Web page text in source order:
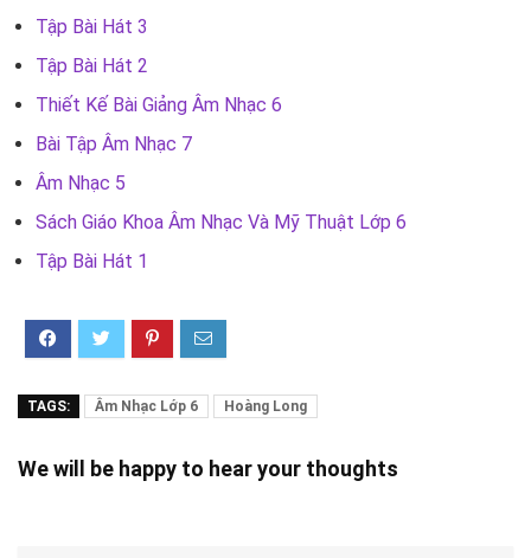
Tập Bài Hát 3
Tập Bài Hát 2
Thiết Kế Bài Giảng Âm Nhạc 6
Bài Tập Âm Nhạc 7
Âm Nhạc 5
Sách Giáo Khoa Âm Nhạc Và Mỹ Thuật Lớp 6
Tập Bài Hát 1
TAGS: Âm Nhạc Lớp 6 Hoàng Long
We will be happy to hear your thoughts